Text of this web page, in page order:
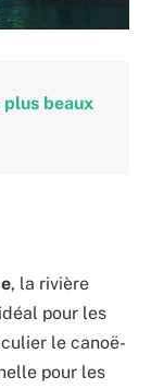
plus beaux
, la rivière
pour les
le canoë-
pour les